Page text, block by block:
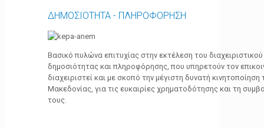
ΔΗΜΟΣΙΟΤΗΤΑ - ΠΛΗΡΟΦΟΡΗΣΗ
Βασικό πυλώνα επιτυχίας στην εκτέλεση του
δημοσιότητας και πληροφόρησης, που υπηρετούν τον
διαχειριστεί και με σκοπό την μέγιστη δυνατή
Μακεδονίας, για τις ευκαιρίες χρηματοδότησης και τη
τους.